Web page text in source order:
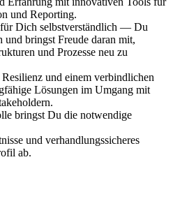
und Reporting.
Dich selbstverständlich — Du
und bringst Freude daran mit,
und Prozesse neu zu
und einem verbindlichen
Lösungen im Umgang mit
bringst Du die notwendige
und verhandlungssicheres
ab.